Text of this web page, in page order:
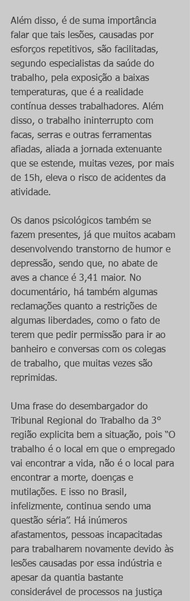
Além disso, é de suma importância
falar que tais lesões, causadas por
esforços repetitivos, são facilitadas,
segundo especialistas da saúde do
trabalho, pela exposição a baixas
temperaturas, que é a realidade
contínua desses trabalhadores. Além
disso, o trabalho ininterrupto com
facas, serras e outras ferramentas
afiadas, aliada a jornada extenuante
que se estende, muitas vezes, por mais
de 15h, eleva o risco de acidentes da
atividade.
Os danos psicológicos também se
fazem presentes, já que muitos acabam
desenvolvendo transtorno de humor e
depressão, sendo que, no abate de
aves a chance é 3,41 maior. No
documentário, há também algumas
reclamações quanto a restrições de
algumas liberdades, como o fato de
terem que pedir permissão para ir ao
banheiro e conversas com os colegas
de trabalho, que muitas vezes são
reprimidas.
Uma frase do desembargador do
Tribunal Regional do Trabalho da 3°
região explicita bem a situação, pois “O
trabalho é o local em que o empregado
vai encontrar a vida, não é o local para
encontrar a morte, doenças e
mutilações. E isso no Brasil,
infelizmente, continua sendo uma
questão séria”. Há inúmeros
afastamentos, pessoas incapacitadas
para trabalharem novamente devido às
lesões causadas por essa indústria e
apesar da quantia bastante
considerável de processos na justiça